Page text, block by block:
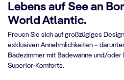
Lebens auf See an
World Atlantic.
Freuen Sie sich auf großzügiges
exklusiven Annehmlichkeiten –
Badezimmer mit Badewanne und/oder
Superior-Komforts.